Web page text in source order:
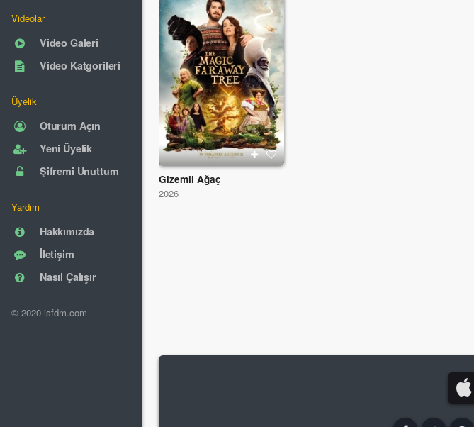
Videolar
Video Galeri
Video Katgorileri
Üyelik
Oturum Açın
Yeni Üyelik
Şifremi Unuttum
Yardım
Hakkımızda
İletişim
Nasıl Çalışır
© 2020 isfdm.com
Gizemli Ağaç
2026